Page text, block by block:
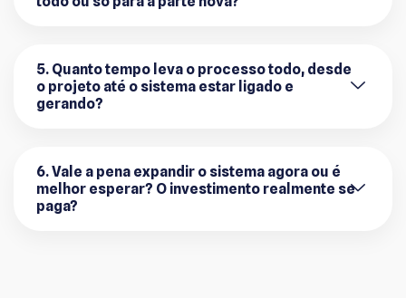
5. Quanto tempo leva o processo todo, desde
o projeto até o sistema estar ligado e
gerando?
6. Vale a pena expandir o sistema agora ou é
melhor esperar? O investimento realmente se
paga?